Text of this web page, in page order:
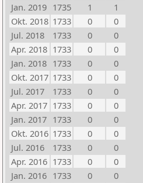
Jan. 2019 1735 1
1
Okt. 2018 1733 0
0
Jul. 2018
1733 0
0
Apr. 2018 1733 0
0
Jan. 2018 1733 0
0
Okt. 2017 1733 0
0
Jul. 2017
1733 0
0
Apr. 2017 1733 0
0
Jan. 2017 1733 0
0
Okt. 2016 1733 0
0
Jul. 2016
1733 0
0
Apr. 2016 1733 0
0
Jan. 2016 1733 0
0